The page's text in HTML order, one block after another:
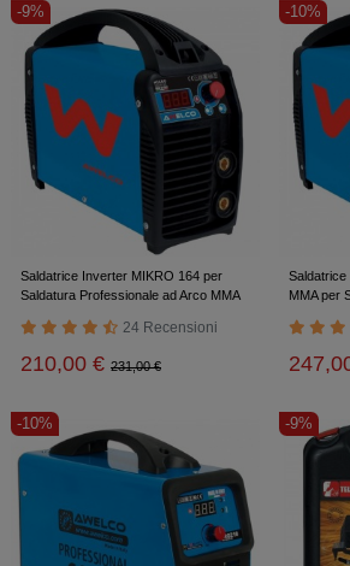
-9%
Saldatrice Inverter MIKRO 164 per
Saldatura Professionale ad Arco MMA
24 Recensioni
210,00 € 231,00 €
-10%
MMA per
-10% -9%